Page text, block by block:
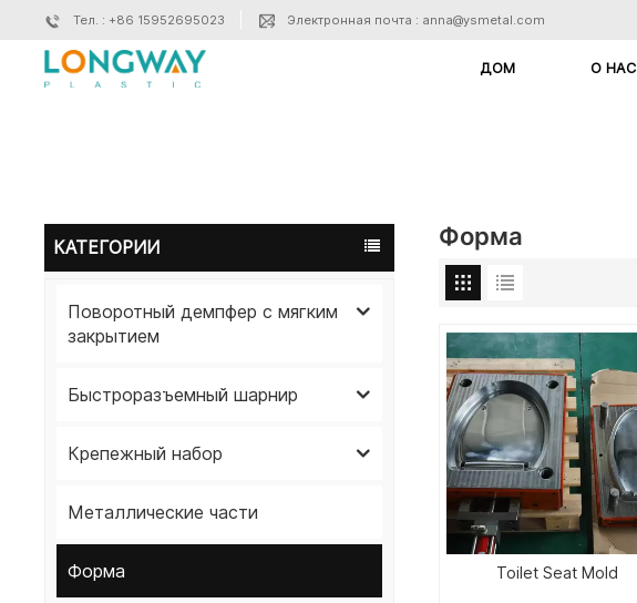
Тел. : +86 15952695023 Электронная почта : anna@ysmetal.com
ДОМ О НАС
КАТЕГОРИИ
Поворотный демпфер с мягким
закрытием
Быстроразъемный шарнир
Крепежный набор
Металлические части
Форма
Форма
Toilet Seat Mold